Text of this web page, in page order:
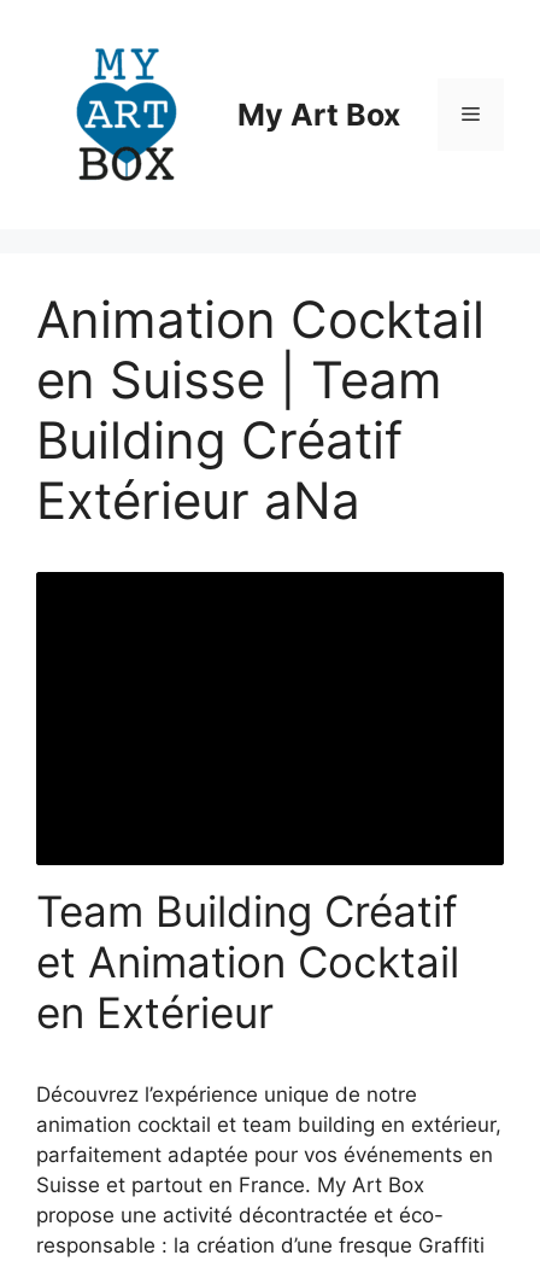
My Art Box Menu
Animation Cocktail
en Suisse | Team
Building Créatif
Extérieur aNa
Team Building Créatif
et Animation Cocktail
en Extérieur
Découvrez l’expérience unique de notre
animation cocktail et team building en extérieur,
parfaitement adaptée pour vos événements en
Suisse et partout en France. My Art Box
propose une activité décontractée et éco-
responsable : la création d’une fresque Graffiti